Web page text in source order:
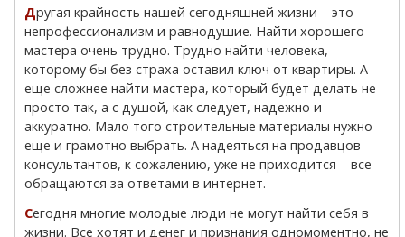
Другая крайность нашей сегодняшней жизни – это
непрофессионализм и равнодушие. Найти хорошего
мастера очень трудно. Трудно найти человека,
которому бы без страха оставил ключ от квартиры. А
еще сложнее найти мастера, который будет делать не
просто так, а с душой, как следует, надежно и
аккуратно. Мало того строительные материалы нужно
еще и грамотно выбрать. А надеяться на продавцов-
консультантов, к сожалению, уже не приходится – все
обращаются за ответами в интернет.
Сегодня многие молодые люди не могут найти себя в
жизни. Все хотят и денег и признания одномоментно, не